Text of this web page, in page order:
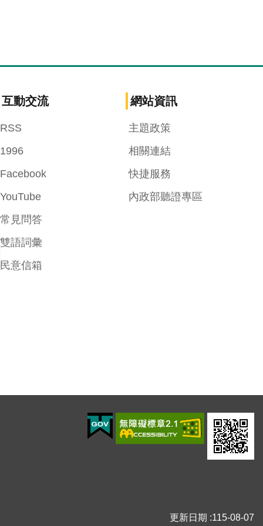
互動交流
RSS
1996
Facebook
YouTube
常見問答
雙語詞彙
民意信箱
網站資訊
主題政策
相關連結
快捷服務
內政部聽證專區
更新日期 115-08-07